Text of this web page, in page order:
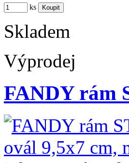
ks
Skladem
Výprodej
FANDY rám